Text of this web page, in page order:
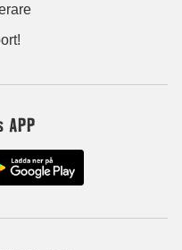
APP